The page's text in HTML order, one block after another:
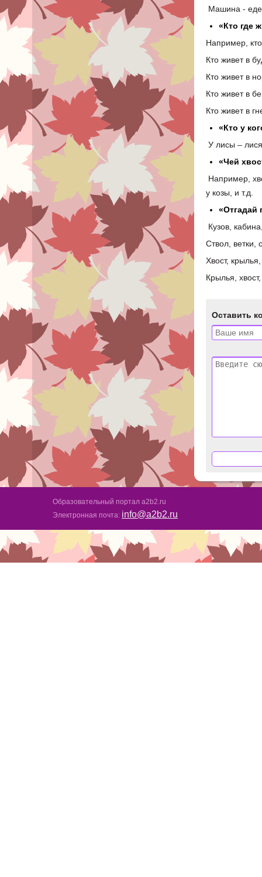
Машина -
«Кто где
Например,
Кто живет в
Кто живет в
Кто живет в
Кто живет в
«Кто у
У лисы –
«Чей
Например,
у козы, и т.д.
«Отгадай
Кузов,
Ствол, ветки,
Хвост,
Крылья,
Оставить
Образовательный портал a2b2.ru
Электронная почта: info@a2b2.ru